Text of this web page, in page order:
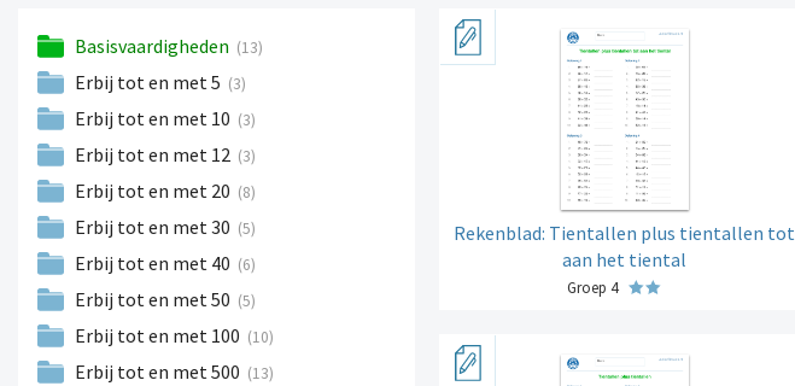
Basisvaardigheden (13)
Erbij tot en met 5 (3)
Erbij tot en met 10 (3)
Erbij tot en met 12 (3)
Erbij tot en met 20 (8)
Erbij tot en met 30 (5)
Erbij tot en met 40 (6)
Erbij tot en met 50 (5)
Erbij tot en met 100 (10)
Erbij tot en met 500 (13)
Rekenblad: Tientallen plus tientallen tot
aan het tiental
Groep 4